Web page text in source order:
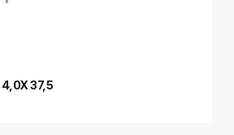
4,0X 37,5